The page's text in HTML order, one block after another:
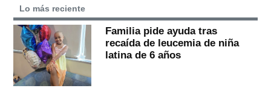
Lo más reciente
Familia pide ayuda tras
recaída de leucemia de niña
latina de 6 años